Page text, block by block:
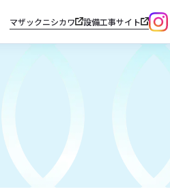
マザックニシカワ 設備工事サイト